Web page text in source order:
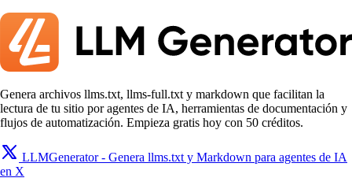
Genera archivos llms.txt, llms-full.txt y markdown que facilitan la
lectura de tu sitio por agentes de IA, herramientas de documentación y
flujos de automatización. Empieza gratis hoy con 50 créditos.
LLMGenerator - Genera llms.txt y Markdown para agentes de IA
en X